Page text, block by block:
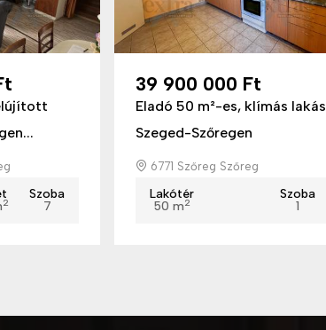
2
Szoba
7
39 900 000 Ft
Eladó 50 m²-es, klímás lakás
Szeged-Szőregen
6771 Szőreg Szőreg
Lakótér
50 m2
Szoba
1